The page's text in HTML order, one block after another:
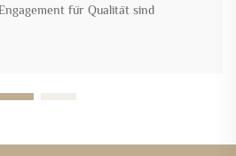
für Qualität sind